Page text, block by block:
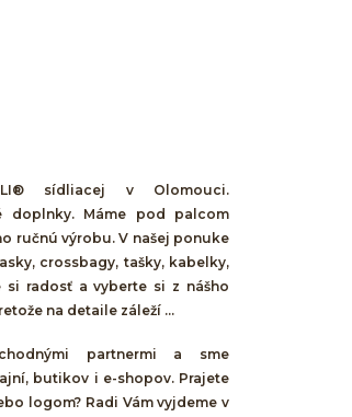
sídliacej v Olomouci.
doplnky. Máme pod palcom
ručnú výrobu. V našej ponuke
crossbagy, tašky, kabelky,
si radosť a vyberte si z nášho
na detaile záleží ...
partnermi a sme
butikov i e-shopov. Prajete
logom? Radi Vám vyjdeme v